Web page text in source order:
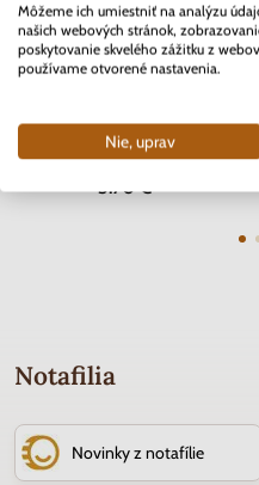
rokov Euro meny
Skladom
3.70 €
Notafilia
Novinky z notafílie
Môžeme ich umiestniť na analýzu
našich webových stránok,
poskytovanie skvelého zážitku z
používame otvorené nastavenia.
Nie, uprav